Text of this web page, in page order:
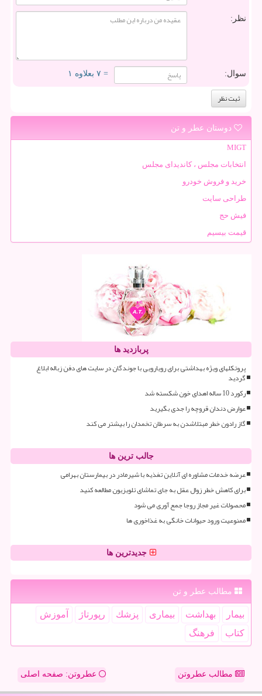
نظر:
سوال: = ۷ بعلاوه ۱
دوستان عطر و تن
MIGT
انتخابات مجلس ، کاندیدای مجلس
خرید و فروش خودرو
طراحی سایت
فیش حج
قیمت بیسیم
پربازدید ها
پروتکلهای ویژه بهداشتی برای رویارویی با جوندگان در سایت های دفن زباله ابلاغ
گردید
رکورد 10 ساله اهدای خون شکسته شد
عوارض دندان قروچه را جدی بگیرید
گاز رادون خطر مبتلاشدن به سرطان تخمدان را بیشتر می کند
جالب ترین ها
عرضه خدمات مشاوره ای آنلاین تغذیه با شیرمادر در بیمارستان بهرامی
برای کاهش خطر زوال عقل به جای تماشای تلویزیون مطالعه کنید
محصولات غیر مجاز روجا جمع آوری می شود
ممنوعیت ورود حیوانات خانگی به غذاخوری ها
جدیدترین ها
مطالب عطر و تن
بیمار بهداشت بیماری پزشك رپورتاژ
آموزش
كتاب
فرهنگ
مطالب عطروتن عطروتن: صفحه اصلی